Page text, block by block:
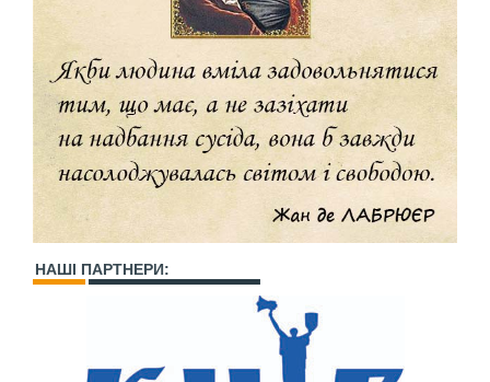
НАШІ ПАРТНЕРИ: